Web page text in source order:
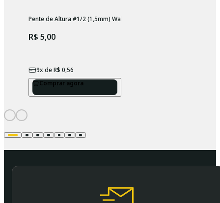
Pente de Altura #1/2 (1,5mm) Wahl
R$ 5,00
9x deR$ 0,56
Comprar agora